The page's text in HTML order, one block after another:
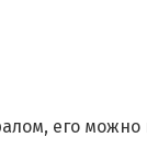
его можно